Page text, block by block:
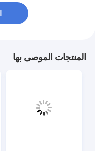
المنتجات الموصى بها